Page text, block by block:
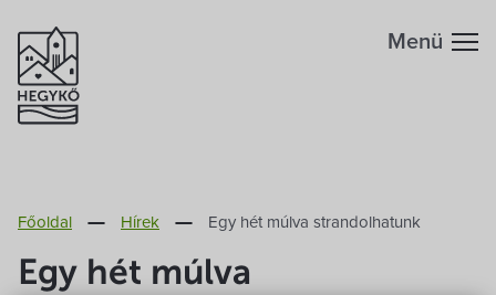
Menü
Főoldal Hírek Egy hét múlva strandolhatunk
Egy hét múlva